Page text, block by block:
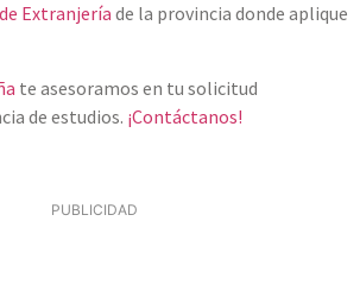
Extranjería de la provincia donde aplique
te asesoramos en tu solicitud
de estudios. ¡Contáctanos!
PUBLICIDAD